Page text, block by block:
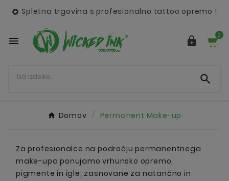
 Spletna trgovina s profesionalno tattoo opremo !
  0

Domov Permanent Make-up
Za profesionalce na področju permanentnega
make-upa ponujamo vrhunsko opremo,
pigmente in igle, zasnovane za natančno in